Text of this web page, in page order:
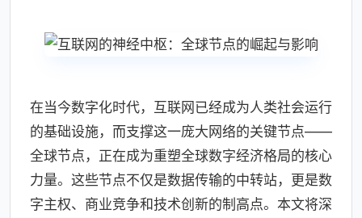
在当今数字化时代，互联网已经成为人类社会运行
的基础设施，而支撑这一庞大网络的关键节点——
全球节点，正在成为重塑全球数字经济格局的核心
力量。这些节点不仅是数据传输的中转站，更是数
字主权、商业竞争和技术创新的制高点。本文将深